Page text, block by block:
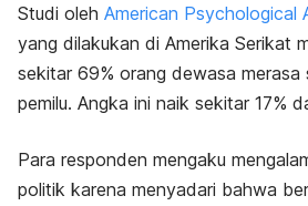
Studi oleh American Psychological
yang dilakukan di Amerika Serikat
sekitar 69% orang dewasa merasa
pemilu. Angka ini naik sekitar 17%
Para responden mengaku
politik karena menyadari bahwa